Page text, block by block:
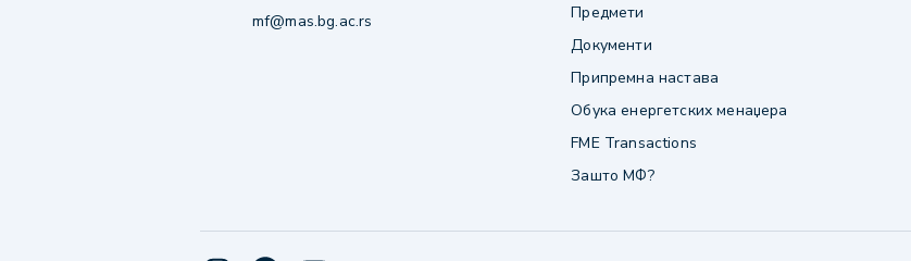
mf@mas.bg.ac.rs
Предмети
Документи
Припремна настава
Обука енергетских менаџера
FME Transactions
Зашто МФ?